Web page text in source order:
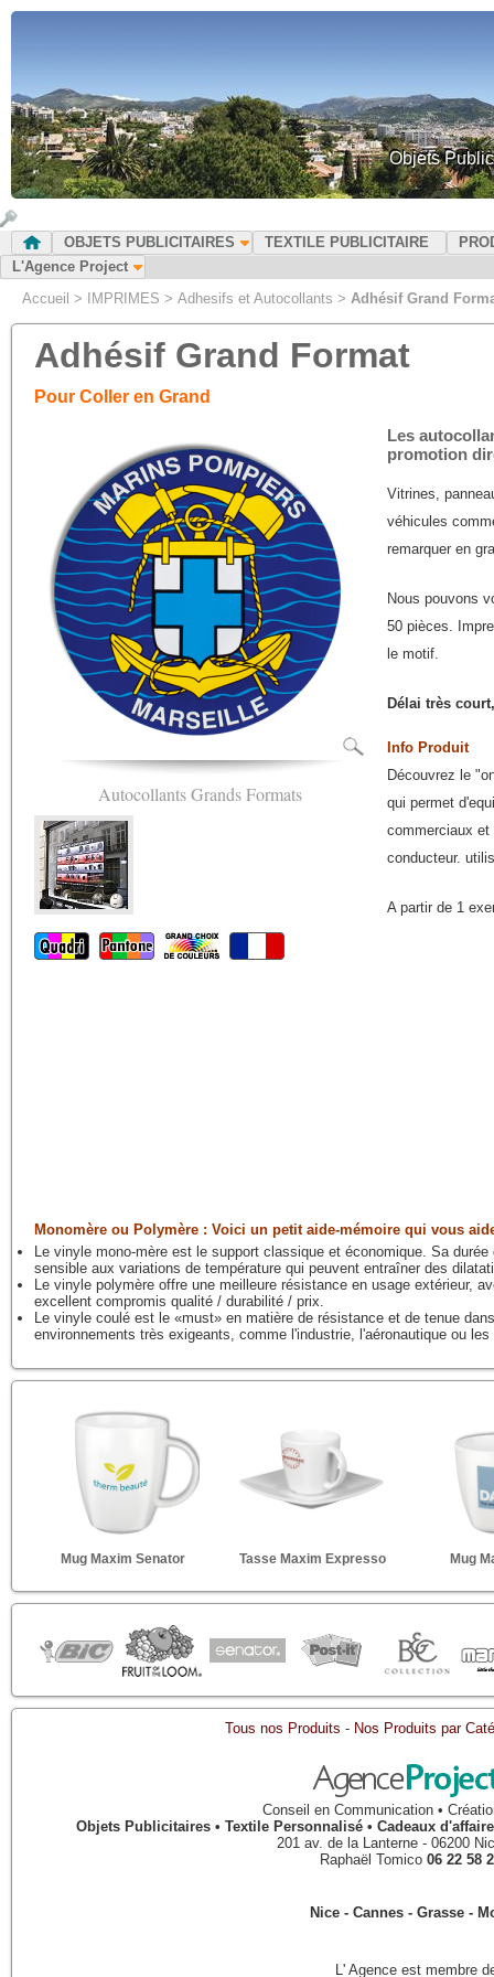
Objets
OBJETS PUBLICITAIRES TEXTILE PUBLICITAIRE
L'Agence Project
Accueil > IMPRIMES > Adhesifs et Autocollants > Adhésif Grand
Adhésif Grand Format
Pour Coller en Grand
Autocollants Grands Formats
Les
promotion
Vitrines,
véhicules
remarquer en
Nous pouvons
50 pièces.
le motif.
Délai très
Info Produit
Découvrez le
qui permet
commerciaux et
conducteur.
A partir de 1
Monomère ou Polymère : Voici un petit aide-mémoire qui vous
Le vinyle mono-mère est le support classique et économique. Sa
sensible aux variations de température qui peuvent entraîner des
Le vinyle polymère offre une meilleure résistance en usage extérieur,
excellent compromis qualité / durabilité / prix.
Le vinyle coulé est le «must» en matière de résistance et de tenue
environnements très exigeants, comme l'industrie, l'aéronautique ou
Mug Maxim Senator Tasse Maxim Expresso Mug
Tous nos Produits - Nos Produits par
Conseil en Communication •
Objets Publicitaires • Textile Personnalisé • Cadeaux
201 av. de la Lanterne - 06200
Raphaël Tomico 06 22 58
Nice - Cannes - Grasse -
L' Agence est membre